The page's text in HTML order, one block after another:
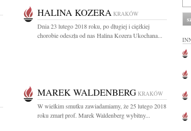
HALINA KOZERA KRAKÓW
Dnia 23 lutego 2018 roku, po długiej i ciężkiej
chorobie odeszła od nas Halina Kozera Ukochana...
MAREK WALDENBERG KRAKÓW
W wielkim smutku zawiadamiamy, że 25 lutego 2018
roku zmarł prof. Marek Waldenberg wybitny...